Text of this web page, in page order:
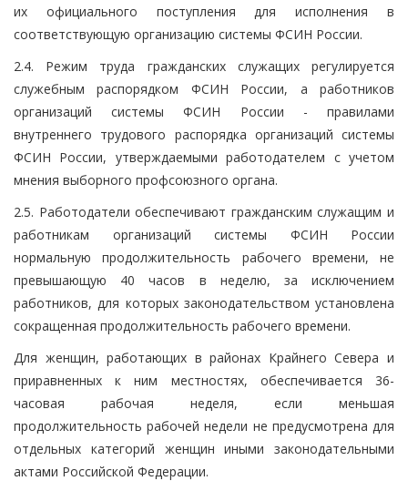
их официального поступления для исполнения в
соответствующую организацию системы ФСИН России.
2.4. Режим труда гражданских служащих регулируется
служебным распорядком ФСИН России, а работников
организаций системы ФСИН России - правилами
внутреннего трудового распорядка организаций системы
ФСИН России, утверждаемыми работодателем с учетом
мнения выборного профсоюзного органа.
2.5. Работодатели обеспечивают гражданским служащим и
работникам организаций системы ФСИН России
нормальную продолжительность рабочего времени, не
превышающую 40 часов в неделю, за исключением
работников, для которых законодательством установлена
сокращенная продолжительность рабочего времени.
Для женщин, работающих в районах Крайнего Севера и
приравненных к ним местностях, обеспечивается 36-
часовая рабочая неделя, если меньшая
продолжительность рабочей недели не предусмотрена для
отдельных категорий женщин иными законодательными
актами Российской Федерации.